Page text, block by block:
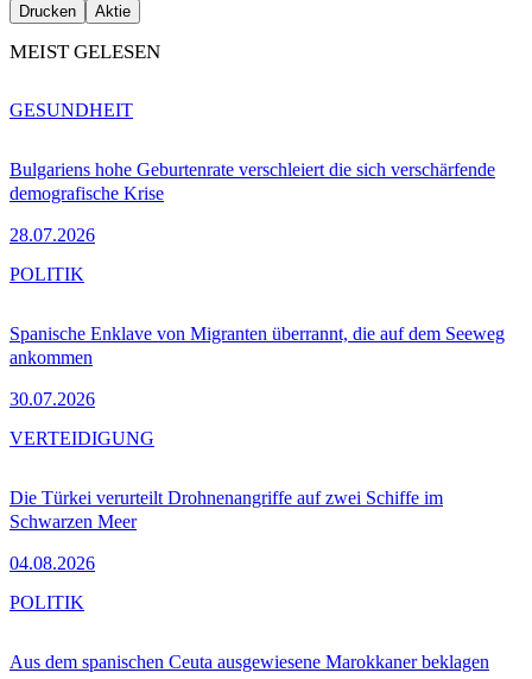
Drucken Aktie
MEIST GELESEN
Bulgariens hohe Geburtenrate verschleiert die sich verschärfende
demografische Krise
28.07.2026
GESUNDHEIT
Spanische Enklave von Migranten überrannt, die auf dem Seeweg
ankommen
30.07.2026
POLITIK
Die Türkei verurteilt Drohnenangriffe auf zwei Schiffe im
Schwarzen Meer
04.08.2026
VERTEIDIGUNG
Aus dem spanischen Ceuta ausgewiesene Marokkaner beklagen
POLITIK